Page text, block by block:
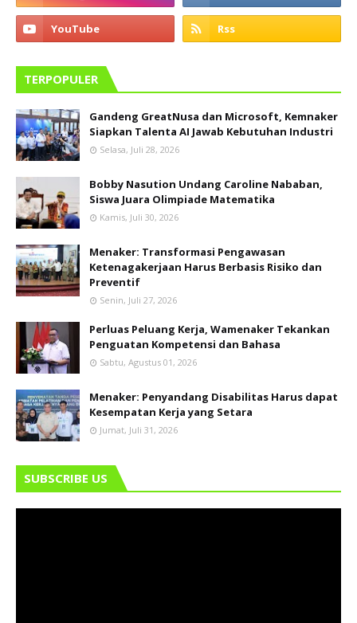
TERPOPULER
Gandeng GreatNusa dan Microsoft, Kemnaker
Siapkan Talenta AI Jawab Kebutuhan Industri
Selasa, Juli 28, 2026
Bobby Nasution Undang Caroline Nababan,
Siswa Juara Olimpiade Matematika
Kamis, Juli 30, 2026
Menaker: Transformasi Pengawasan
Ketenagakerjaan Harus Berbasis Risiko dan
Preventif
Senin, Juli 27, 2026
Perluas Peluang Kerja, Wamenaker Tekankan
Penguatan Kompetensi dan Bahasa
Sabtu, Agustus 01, 2026
Menaker: Penyandang Disabilitas Harus dapat
Kesempatan Kerja yang Setara
Jumat, Juli 31, 2026
SUBSCRIBE US